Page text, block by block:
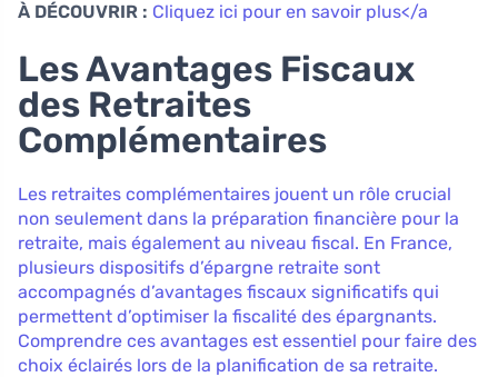
À DÉCOUVRIR : Cliquez ici pour en savoir plus</a
Les Avantages Fiscaux
des Retraites
Complémentaires
Les retraites complémentaires jouent un rôle crucial
non seulement dans la préparation financière pour la
retraite, mais également au niveau fiscal. En France,
plusieurs dispositifs d’épargne retraite sont
accompagnés d’avantages fiscaux significatifs qui
permettent d’optimiser la fiscalité des épargnants.
Comprendre ces avantages est essentiel pour faire des
choix éclairés lors de la planification de sa retraite.